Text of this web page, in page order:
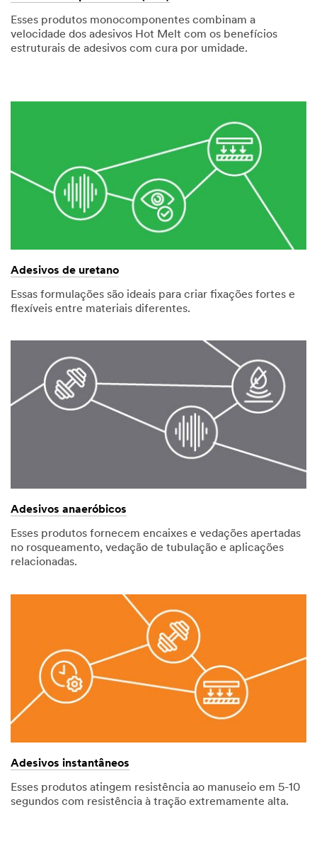
Esses produtos monocomponentes combinam a
velocidade dos adesivos Hot Melt com os benefícios
estruturais de adesivos com cura por umidade.
Adesivos de uretano
Essas formulações são ideais para criar fixações fortes e
flexíveis entre materiais diferentes.
Adesivos anaeróbicos
Esses produtos fornecem encaixes e vedações apertadas
no rosqueamento, vedação de tubulação e aplicações
relacionadas.
Adesivos instantâneos
Esses produtos atingem resistência ao manuseio em 5-10
segundos com resistência à tração extremamente alta.